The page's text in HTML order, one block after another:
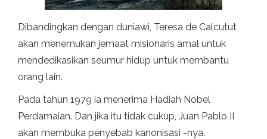
Dibandingkan dengan duniawi, Teresa de Calcutut
akan menemukan jemaat misionaris amal untuk
mendedikasikan seumur hidup untuk membantu
orang lain.
Pada tahun 1979 ia menerima Hadiah Nobel
Perdamaian. Dan jika itu tidak cukup, Juan Pablo II
akan membuka penyebab kanonisasi -nya.